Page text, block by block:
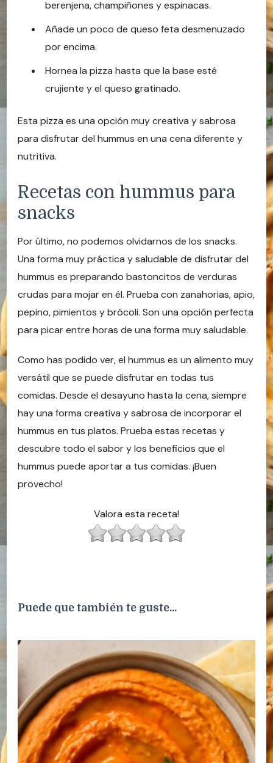
berenjena, champiñones y espinacas.
Añade un poco de queso feta desmenuzado
por encima.
Hornea la pizza hasta que la base esté
crujiente y el queso gratinado.
Esta pizza es una opción muy creativa y sabrosa
para disfrutar del hummus en una cena diferente y
nutritiva.
Recetas con hummus para
snacks
Por último, no podemos olvidarnos de los snacks.
Una forma muy práctica y saludable de disfrutar del
hummus es preparando bastoncitos de verduras
crudas para mojar en él. Prueba con zanahorias, apio,
pepino, pimientos y brócoli. Son una opción perfecta
para picar entre horas de una forma muy saludable.
Como has podido ver, el hummus es un alimento muy
versátil que se puede disfrutar en todas tus
comidas. Desde el desayuno hasta la cena, siempre
hay una forma creativa y sabrosa de incorporar el
hummus en tus platos. Prueba estas recetas y
descubre todo el sabor y los beneficios que el
hummus puede aportar a tus comidas. ¡Buen
provecho!
Valora esta receta!
Puede que también te guste...